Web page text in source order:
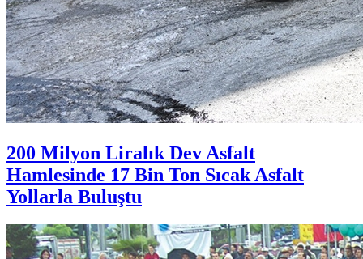
200 Milyon Liralık Dev Asfalt
Hamlesinde 17 Bin Ton Sıcak Asfalt
Yollarla Buluştu